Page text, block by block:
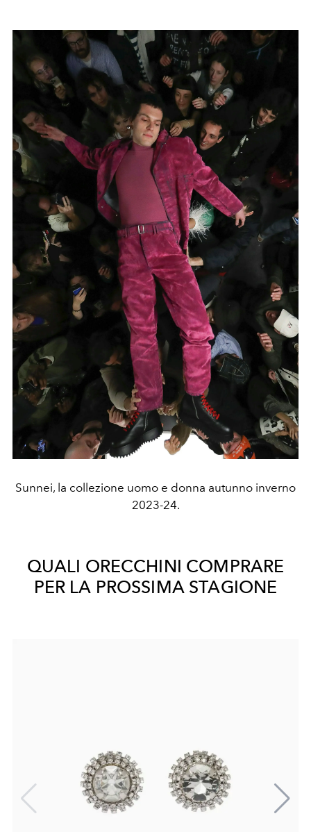
Sunnei, la collezione uomo e donna autunno inverno
2023-24.
QUALI ORECCHINI COMPRARE
PER LA PROSSIMA STAGIONE